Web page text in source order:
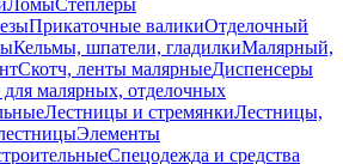
ЛомыСтеплеры
Прикаточные валикиОтделочный
Кельмы, шпатели, гладилкиМалярный,
Скотч, ленты малярныеДиспенсеры
для малярных, отделочных
Лестницы и стремянкиЛестницы,
Элементы
Спецодежда и средства